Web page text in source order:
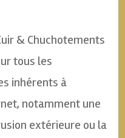
& Chuchotements
tous les
inhérents à
notamment une
extérieure ou la